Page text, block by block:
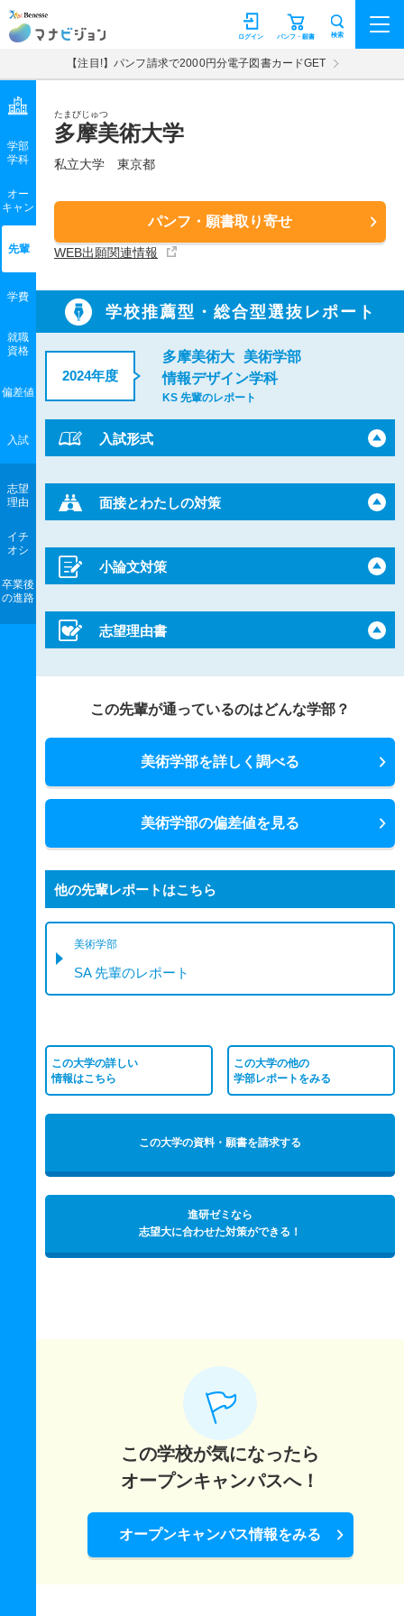
マナビジョン パンフ・願書
ログイン 検索
【注目!】パンフ請求で2000円分電子図書カードGET
たまびじゅつ
多摩美術大学
私立大学 東京都
パンフ・願書取り寄せ
WEB出願関連情報
学部
学科
オー
キャン
先輩
学費
就職
資格
偏差値
入試
志望
理由
イチ
オシ
卒業後
の進路
学校推薦型・総合型選抜レポート
2024年度
多摩美術大
美術学部
情報デザイン学科
KS 先輩のレポート
入試形式
面接とわたしの対策
小論文対策
志望理由書
この先輩が通っているのはどんな学部？
美術学部を詳しく調べる
美術学部の偏差値を見る
他の先輩レポートはこちら
美術学部
SA 先輩のレポート
この大学の詳しい
情報はこちら
この大学の他の
学部レポートをみる
この大学の資料・願書を請求する
進研ゼミなら
志望大に合わせた対策ができる！
この学校が気になったら
オープンキャンパスへ！
オープンキャンパス情報をみる